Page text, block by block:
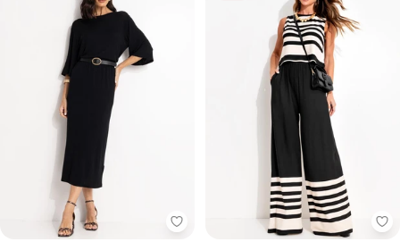
Quintess - Conjunto (Preto)